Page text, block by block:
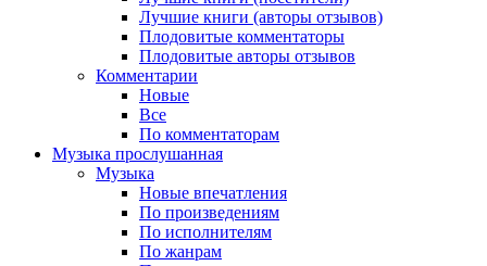
Лучшие книги (авторы отзывов)
Плодовитые комментаторы
Плодовитые авторы отзывов
Комментарии
Новые
Все
По комментаторам
Музыка прослушанная
Музыка
Новые впечатления
По произведениям
По исполнителям
По жанрам